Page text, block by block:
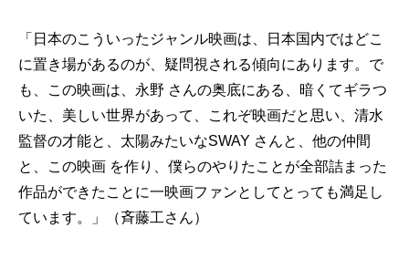
「⽇本のこういったジャンル映画は、⽇本国内ではどこ
に置き場があるのが、疑問視される傾向にあります。で
も、この映画は、永野 さんの奥底にある、暗くてギラつ
いた、美しい世界があって、これぞ映画だと思い、清⽔
監督の才能と、太陽みたいなSWAY さんと、他の仲間
と、この映画 を作り、僕らのやりたことが全部詰まった
作品ができたことに⼀映画ファンとしてとっても満⾜し
ています。」（斉藤工さん）